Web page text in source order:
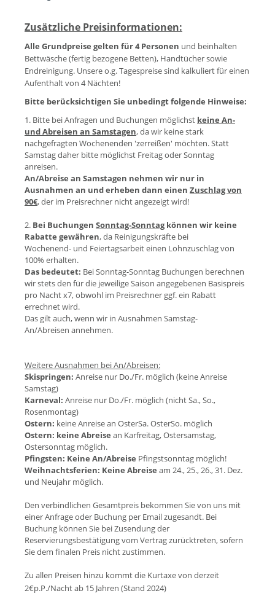
Zusätzliche Preisinformationen:
Alle Grundpreise gelten für 4 Personen und beinhalten
Bettwäsche (fertig bezogene Betten), Handtücher sowie
Endreinigung. Unsere o.g. Tagespreise sind kalkuliert für einen
Aufenthalt von 4 Nächten!
Bitte berücksichtigen Sie unbedingt folgende Hinweise:
1. Bitte bei Anfragen und Buchungen möglichst keine An-
und Abreisen an Samstagen, da wir keine stark
nachgefragten Wochenenden 'zerreißen' möchten. Statt
Samstag daher bitte möglichst Freitag oder Sonntag
anreisen.
An/Abreise an Samstagen nehmen wir nur in
Ausnahmen an und erheben dann einen Zuschlag von
90€, der im Preisrechner nicht angezeigt wird!
2. Bei Buchungen Sonntag-Sonntagkönnen wir keine
Rabatte gewähren, da Reinigungskräfte bei
Wochenend- und Feiertagsarbeit einen Lohnzuschlag von
100% erhalten.
Das bedeutet: Bei Sonntag-Sonntag Buchungen berechnen
wir stets den für die jeweilige Saison angegebenen Basispreis
pro Nacht x7, obwohl im Preisrechner ggf. ein Rabatt
errechnet wird.
Das gilt auch, wenn wir in Ausnahmen Samstag-
An/Abreisen annehmen.
Weitere Ausnahmen bei An/Abreisen:
Skispringen: Anreise nur Do./Fr. möglich (keine Anreise
Samstag)
Karneval: Anreise nur Do./Fr. möglich (nicht Sa., So.,
Rosenmontag)
Ostern: keine Anreise an OsterSa. OsterSo. möglich
Ostern: keine Abreise an Karfreitag, Ostersamstag,
Ostersonntag möglich.
Pfingsten: Keine An/Abreise Pfingstsonntag möglich!
Weihnachtsferien: Keine Abreise am 24., 25., 26., 31. Dez.
und Neujahr möglich.
Den verbindlichen Gesamtpreis bekommen Sie von uns mit
einer Anfrage oder Buchung per Email zugesandt. Bei
Buchung können Sie bei Zusendung der
Reservierungsbestätigung vom Vertrag zurücktreten, sofern
Sie dem finalen Preis nicht zustimmen.
Zu allen Preisen hinzu kommt die Kurtaxe von derzeit
2€p.P./Nacht ab 15 Jahren (Stand 2024)